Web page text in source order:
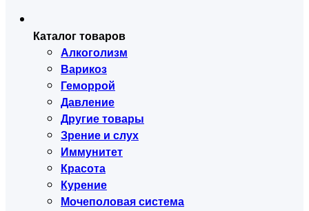
Каталог товаров
Алкоголизм
Варикоз
Геморрой
Давление
Другие товары
Зрение и слух
Иммунитет
Красота
Курение
Мочеполовая система